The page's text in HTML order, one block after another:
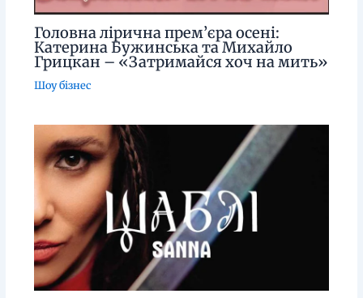
Головна лірична прем’єра осені:
Катерина Бужинська та Михайло
Грицкан – «Затримайся хоч на мить»
Шоу бізнес